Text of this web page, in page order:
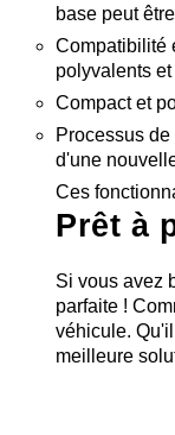
base peut
Compatibilité
polyvalents
Compact et
Processus
d'une
Ces
Prêt à
Si vous avez
parfaite !
véhicule.
meilleure